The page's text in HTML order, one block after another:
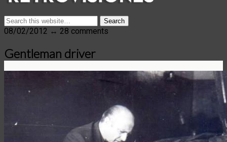
08/02/2012 ↔ 28 comments
Gentleman driver